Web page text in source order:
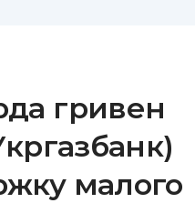
гривен
малого